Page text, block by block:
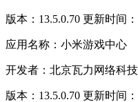
版本：13.5.0.70 更新时间
应用名称：小米游戏中心
开发者：北京瓦力网络科
版本：13.5.0.70 更新时间